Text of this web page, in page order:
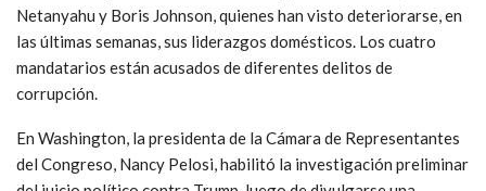
Netanyahu y Boris Johnson, quienes han visto deteriorarse, en
las últimas semanas, sus liderazgos domésticos. Los cuatro
mandatarios están acusados de diferentes delitos de
corrupción.
En Washington, la presidenta de la Cámara de Representantes
del Congreso, Nancy Pelosi, habilitó la investigación preliminar